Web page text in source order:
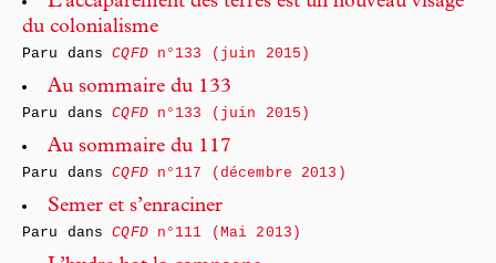
du colonialisme
Paru dansCQFDn°133 (juin 2015)
Au sommaire du 133
Paru dansCQFDn°133 (juin 2015)
Au sommaire du 117
Paru dansCQFDn°117 (décembre 2013)
Semer et s’enraciner
Paru dansCQFDn°111 (Mai 2013)